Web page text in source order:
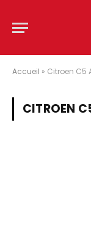
Accueil » Citroen C5
CITROEN